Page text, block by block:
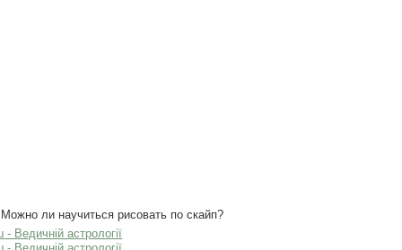
ли научиться рисовать по скайп?